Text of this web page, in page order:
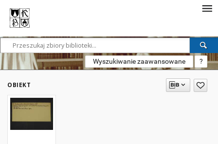
Wyszukiwanie zaawansowane ?
OBIEKT